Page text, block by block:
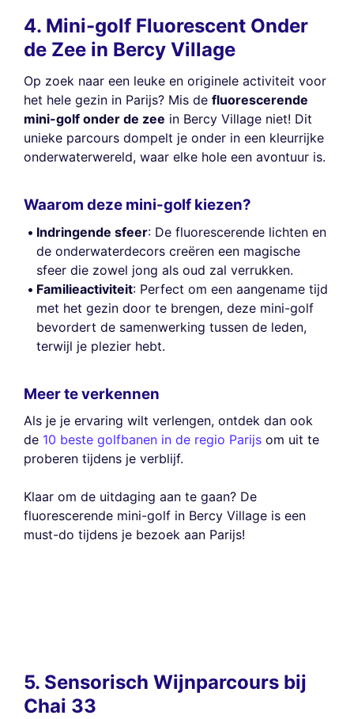
4. Mini-golf Fluorescent Onder
de Zee in Bercy Village
Op zoek naar een leuke en originele activiteit voor
het hele gezin in Parijs? Mis de fluorescerende
mini-golf onder de zee in Bercy Village niet! Dit
unieke parcours dompelt je onder in een kleurrijke
onderwaterwereld, waar elke hole een avontuur is.
Waarom deze mini-golf kiezen?
Indringende sfeer: De fluorescerende lichten en
de onderwaterdecors creëren een magische
sfeer die zowel jong als oud zal verrukken.
Familieactiviteit: Perfect om een aangename tijd
met het gezin door te brengen, deze mini-golf
bevordert de samenwerking tussen de leden,
terwijl je plezier hebt.
Meer te verkennen
Als je je ervaring wilt verlengen, ontdek dan ook
de 10 beste golfbanen in de regio Parijs om uit te
proberen tijdens je verblijf.
Klaar om de uitdaging aan te gaan? De
fluorescerende mini-golf in Bercy Village is een
must-do tijdens je bezoek aan Parijs!
5. Sensorisch Wijnparcours bij
Chai 33